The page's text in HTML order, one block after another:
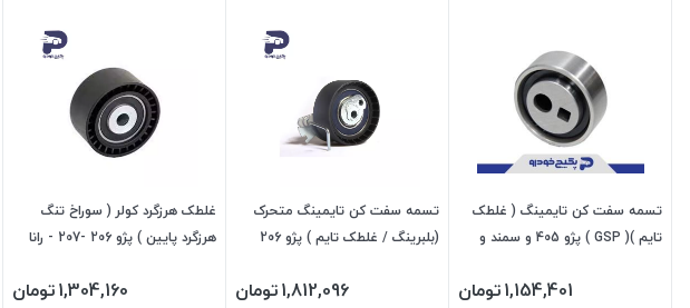
تسمه سفت کن تایمینگ ( غلطک
تایم )( GSP ) پژو 405 و سمند و
1,154,401تومان
تسمه سفت کن تایمینگ متحرک
(بلبرینگ / غلطک تایم ) پژو 206
1,812,096تومان
غلطک هرزگرد کولر ( سوراخ تنگ
هرزگرد پایین ) پژو 206 -207 - رانا
1,304,160تومان